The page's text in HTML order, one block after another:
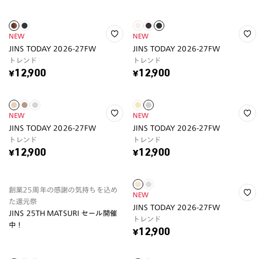
NEW
JINS TODAY 2026-27FW
トレンド
¥12,900
NEW
JINS TODAY 2026-27FW
トレンド
¥12,900
NEW
JINS TODAY 2026-27FW
トレンド
¥12,900
NEW
JINS TODAY 2026-27FW
トレンド
¥12,900
創業25周年の感謝の気持ちを込め
た還元祭
JINS 25TH MATSURI セール開催
中！
NEW
JINS TODAY 2026-27FW
トレンド
¥12,900